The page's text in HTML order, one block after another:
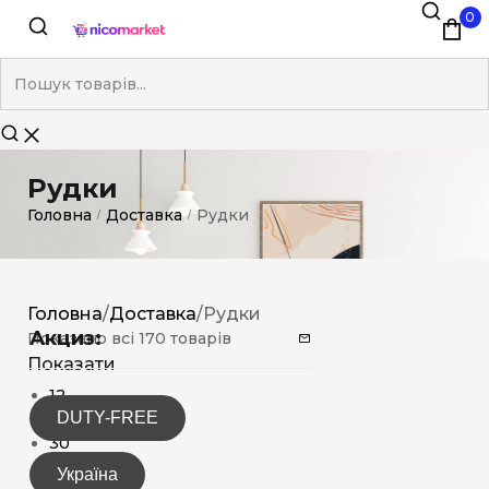
0
Рудки
Головна / Доставка / Рудки
Акциз:
DUTY-FREE
Україна
Головна/Доставка/Рудки
Показано всі 170 товарів
Показати
12
15
30